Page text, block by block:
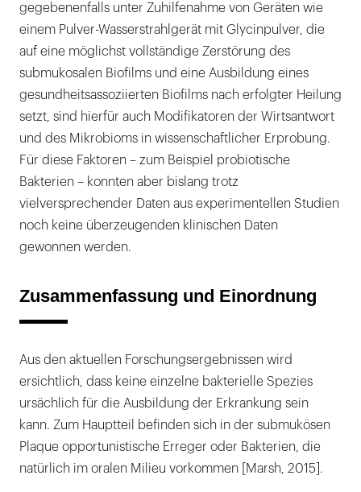
gegebenenfalls unter Zuhilfenahme von Geräten wie
einem Pulver-Wasserstrahlgerät mit Glycinpulver, die
auf eine möglichst vollständige Zerstörung des
submukosalen Biofilms und eine Ausbildung eines
gesundheitsassoziierten Biofilms nach erfolgter Heilung
setzt, sind hierfür auch Modifikatoren der Wirtsantwort
und des Mikrobioms in wissenschaftlicher Erprobung.
Für diese Faktoren – zum Beispiel probiotische
Bakterien – konnten aber bislang trotz
vielversprechender Daten aus experimentellen Studien
noch keine überzeugenden klinischen Daten
gewonnen werden.
Zusammenfassung und Einordnung
Aus den aktuellen Forschungsergebnissen wird
ersichtlich, dass keine einzelne bakterielle Spezies
ursächlich für die Ausbildung der Erkrankung sein
kann. Zum Hauptteil befinden sich in der submukösen
Plaque opportunistische Erreger oder Bakterien, die
natürlich im oralen Milieu vorkommen [Marsh, 2015].